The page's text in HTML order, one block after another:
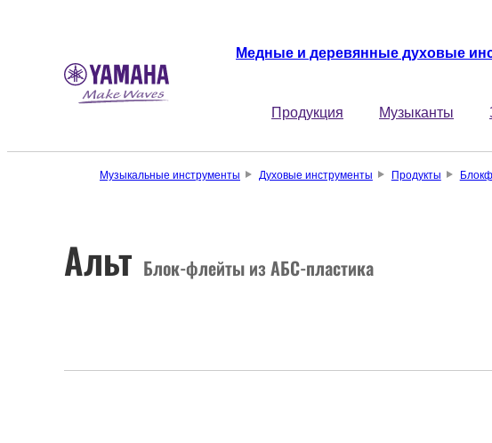
Медные и деревянные духовые
Продукция Музыканты
Музыкальные инструменты Духовые инструменты Продукты
Альт Блок-флейты из АБС-пластика